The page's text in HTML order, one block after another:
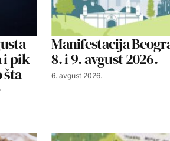
i pik
šta
Manifestacija
8. i 9. avgust 2026.
6. avgust 2026.